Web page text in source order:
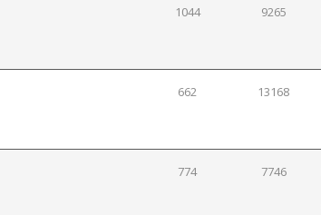
1044 9265
662 13168
774 7746